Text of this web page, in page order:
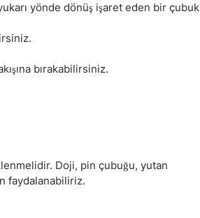
Haftalık Analiz
yönde dönüş işaret eden bir çubuk
bırakabilirsiniz.
Doji, pin çubuğu, yutan
faydalanabiliriz.